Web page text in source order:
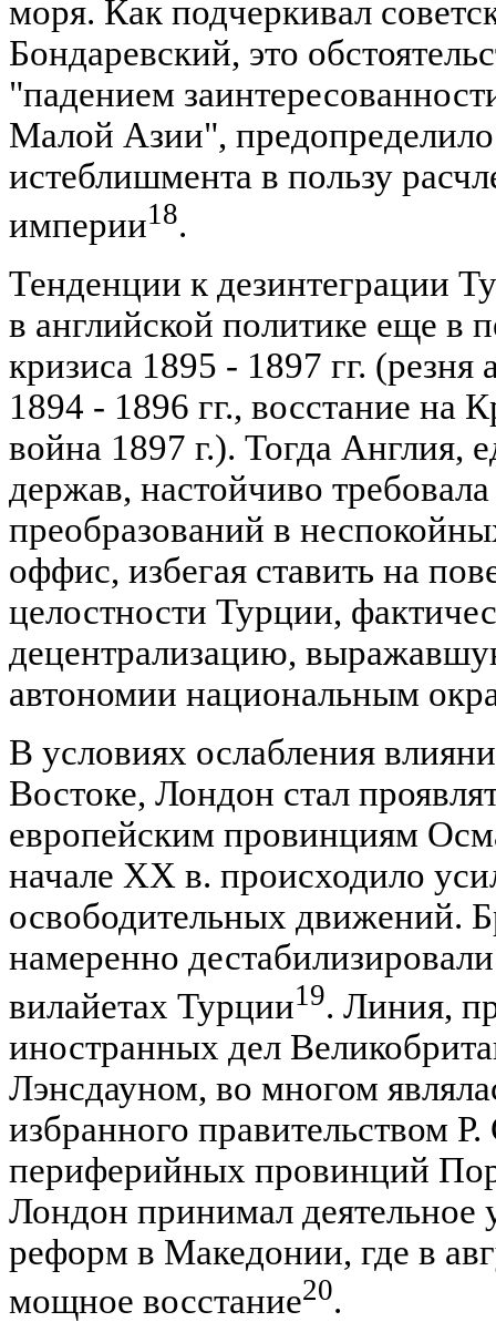
моря. Как подчеркивал
Бондаревский, это
"падением
Малой Азии",
истеблишмента в пользу
империи18.
Тенденции к дезинтеграции
в английской политике еще в
кризиса 1895 - 1897 гг. (резня
1894 - 1896 гг., восстание на
война 1897 г.). Тогда Англия,
держав, настойчиво
преобразований в
оффис, избегая ставить на
целостности Турции,
децентрализацию,
автономии национальным
В условиях ослабления
Востоке, Лондон стал
европейским провинциям
начале XX в. происходило
освободительных движений.
намеренно
вилайетах Турции19. Линия,
иностранных дел
Лэнсдауном, во многом
избранного правительством
периферийных провинций
Лондон принимал деятельное
реформ в Македонии, где в
мощное восстание20.